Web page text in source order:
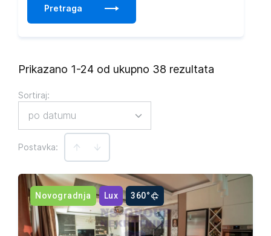
Pretraga
Prikazano 1-24 od ukupno 38 rezultata
Postavka:
Sortiraj:
po datumu
Novogradnja Lux 360°